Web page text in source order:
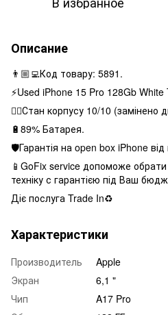
Описание
👨🏼‍💻Код товару: 5891.
⚡️Used iPhone 15 Pro 128Gb
👌🏻Стан корпусу 10/10 (замінено
🔋89% Батарея.
🛡Гарантія на open box iPhone від
📱GoFix service допоможе
техніку с гарантією під Ваш
Діє послуга
Характеристики
Производитель
Apple
Экран
6,1 "
Чип
A17 Pro